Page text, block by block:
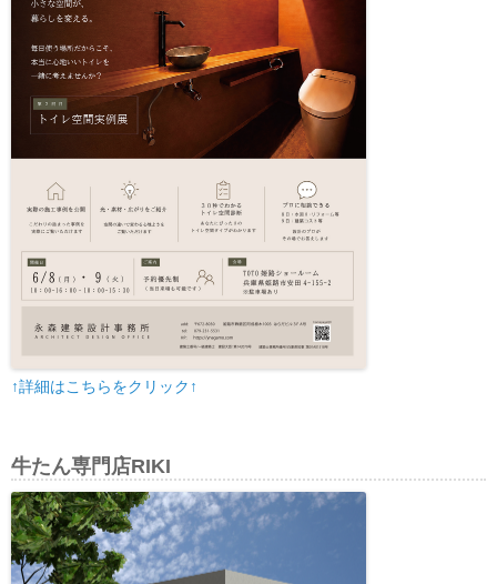
↑詳細はこちらをクリック↑
牛たん専門店RIKI